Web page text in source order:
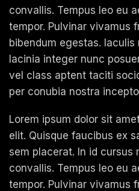
convallis. Tempus leo eu
tempor. Pulvinar vivamus
bibendum egestas.
lacinia integer nunc
vel class aptent taciti
per conubia nostra
Lorem ipsum dolor sit
elit. Quisque faucibus ex
sem placerat. In id cursus
convallis. Tempus leo eu
tempor. Pulvinar vivamus